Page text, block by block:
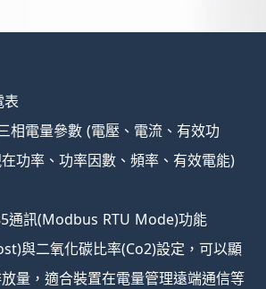
相電量參數 (電壓、電流、有效功
功率、功率因數、頻率、有效電能)
通訊(Modbus RTU Mode)功能
與二氧化碳比率(Co2)設定，可以顯
量，適合裝置在電量管理遠端通信等